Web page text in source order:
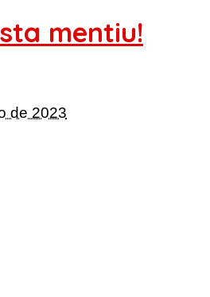
mentiu!
de 2023